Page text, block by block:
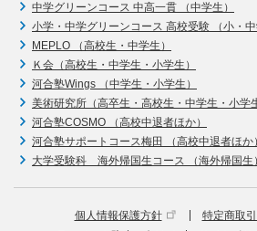
中学グリーンコース 中高一貫 （中学生）
小学・中学グリーンコース 高校受験 （小・中
MEPLO （高校生・中学生）
Ｋ会（高校生・中学生・小学生）
河合塾Wings （中学生・小学生）
美術研究所（高卒生・高校生・中学生・小学
河合塾COSMO （高校中退者ほか）
河合塾サポートコース梅田 （高校中退者ほか）
大学受験科 海外帰国生コース （海外帰国生）
個人情報保護方針
特定商取